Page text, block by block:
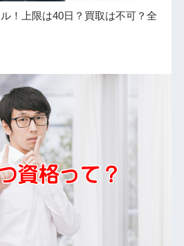
！上限は40日？買取は不可？全